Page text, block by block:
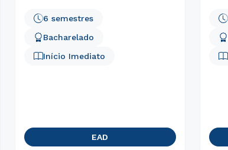
6 semestres
Bacharelado
Início Imediato
EAD